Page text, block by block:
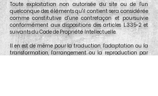
Toute exploitation non autorisée du site ou de l'un
quelconque des éléments qu'il contient sera considérée
comme constitutive d'une contrefaçon et poursuivie
conformément aux dispositions des articles L.335-2 et
suivants du Code de Propriété Intellectuelle.
Il en est de même pour la traduction, l'adaptation ou la
transformation, l'arrangement ou la reproduction par